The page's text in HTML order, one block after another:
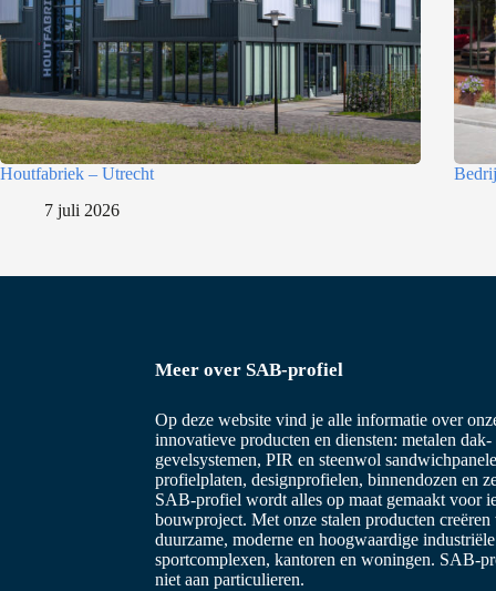
Houtfabriek – Utrecht
7 juli 2026
Meer over SAB-profiel
Op deze website vind je alle informatie over
innovatieve producten en diensten: metalen dak-
gevelsystemen, PIR en steenwol
profielplaten, designprofielen, binnendozen en
SAB-profiel wordt alles op maat gemaakt voor
bouwproject. Met onze stalen producten creëren
duurzame, moderne en hoogwaardige
sportcomplexen, kantoren en woningen. SAB-
niet aan particulieren.